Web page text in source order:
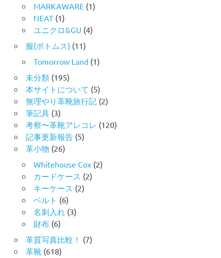
MARKAWARE(1)
NEAT(1)
ユニクロ&GU (4)
服(ボトムス) (11)
Tomorrow Land(1)
未分類(195)
本サイトについて (5)
無理やり革靴旅行記(2)
筆記具(3)
考察〜革靴アレコレ (120)
記事更新報告(5)
革小物 (26)
Whitehouse Cox(2)
カードケース (2)
キーケース (2)
ベルト (6)
名刺入れ(3)
財布(6)
革質写真比較！ (7)
革靴(618)